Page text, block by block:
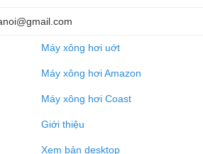
Máy xông hơi uớt
Máy xông hơi Amazon
Máy xông hơi Coast
Giới thiệu
Xem bản desktop